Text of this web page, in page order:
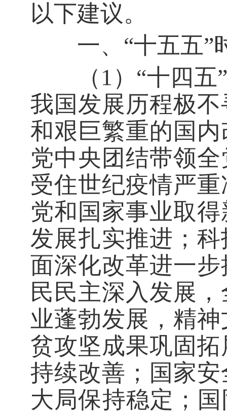
以下建议。
一、“十五五”时
（1）“十四五”
我国发展历程极
和艰巨繁重的国
党中央团结带领
受住世纪疫情严
党和国家事业取
发展扎实推进；
面深化改革进一
民民主深入发展
业蓬勃发展，精
贫攻坚成果巩固
持续改善；国家
大局保持稳定；